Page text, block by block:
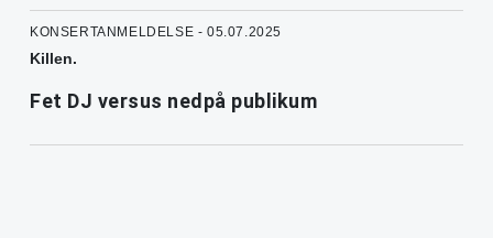
KONSERTANMELDELSE - 05.07.2025
Killen.
Fet DJ versus nedpå publikum